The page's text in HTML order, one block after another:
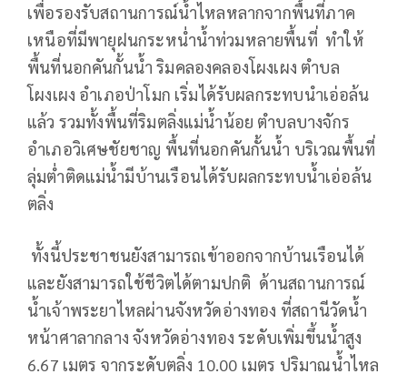
เพื่อรองรับสถานการณ์น้ำไหลหลากจากพื้นที่ภาค
เหนือที่มีพายุฝนกระหน่ำน้ำท่วมหลายพื้นที่ ทำให้
พื้นที่นอกคันกั้นน้ำ ริมคลองคลองโผงเผง ตำบล
โผงเผง อำเภอป่าโมก เริ่มได้รับผลกระทบนำเอ่อล้น
แล้ว รวมทั้งพื้นที่ริมตลิ่งแม่น้ำน้อย ตำบลบางจักร
อำเภอวิเศษชัยชาญ พื้นที่นอกคันกั้นน้ำ บริเวณพื้นที่
ลุ่มต่ำติดแม่น้ำมีบ้านเรือนได้รับผลกระทบน้ำเอ่อล้น
ตลิ่ง
ทั้งนี้ประชาชนยังสามารถเข้าออกจากบ้านเรือนได้
และยังสามารถใช้ชีวิตได้ตามปกติ ด้านสถานการณ์
น้ำเจ้าพระยาไหลผ่านจังหวัดอ่างทอง ที่สถานีวัดน้ำ
หน้าศาลากลาง จังหวัดอ่างทอง ระดับเพิ่มขึ้นน้ำสูง
6.67 เมตร จากระดับตลิ่ง 10.00 เมตร ปริมาณน้ำไหล